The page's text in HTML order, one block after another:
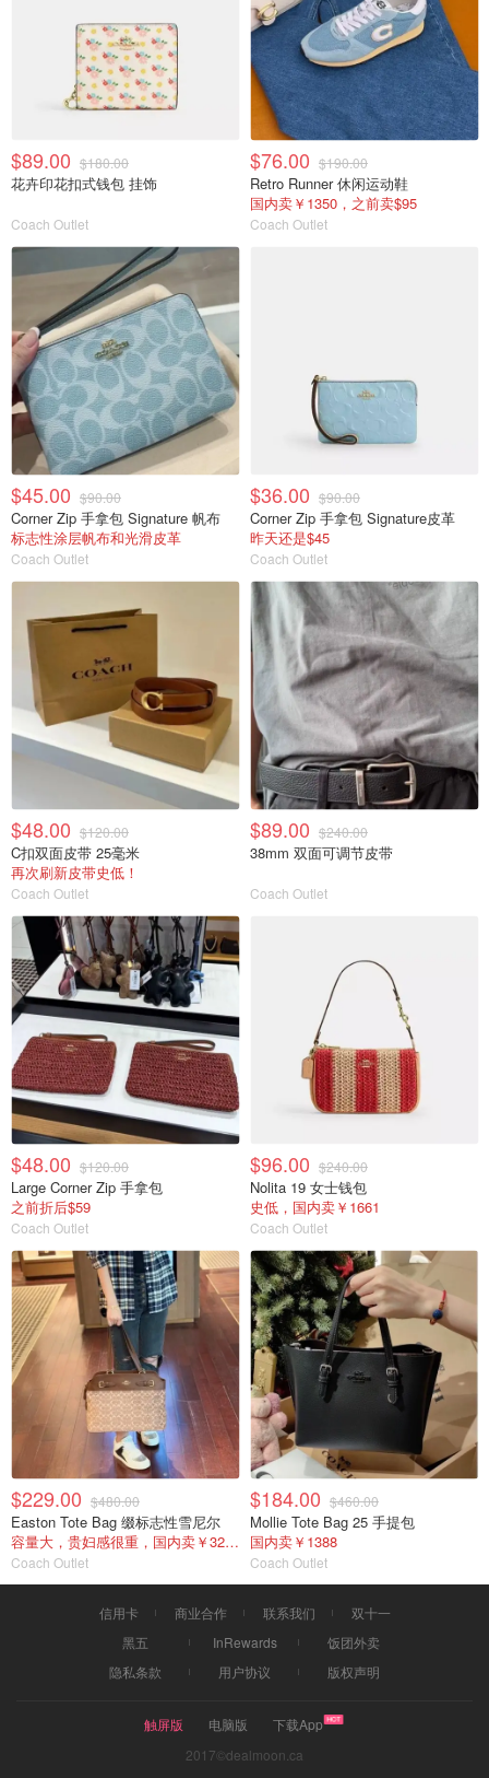
$89.00 $180.00
花卉印花扣式钱包 挂饰
Coach Outlet
$76.00 $190.00
Retro Runner 休闲运动鞋
国内卖￥1350，之前卖$95
Coach Outlet
$45.00 $90.00
Corner Zip 手拿包 Signature 帆布
标志性涂层帆布和光滑皮革
Coach Outlet
$36.00 $90.00
Corner Zip 手拿包 Signature皮革
昨天还是$45
Coach Outlet
$48.00 $120.00
C扣双面皮带 25毫米
再次刷新皮带史低！
Coach Outlet
$89.00 $240.00
38mm 双面可调节皮带
Coach Outlet
$48.00 $120.00
Large Corner Zip 手拿包
之前折后$59
Coach Outlet
$96.00 $240.00
Nolita 19 女士钱包
史低，国内卖￥1661
Coach Outlet
$229.00 $480.00
Easton Tote Bag 缀标志性雪尼尔
容量大，贵妇感很重，国内卖￥3211
Coach Outlet
$184.00 $460.00
Mollie Tote Bag 25 手提包
国内卖￥1388
Coach Outlet
信用卡 商业合作 联系我们
双十一
黑五
InRewards
饭团外卖
隐私条款
用户协议 版权声明
触屏版 电脑版
下载App
2017©dealmoon.ca